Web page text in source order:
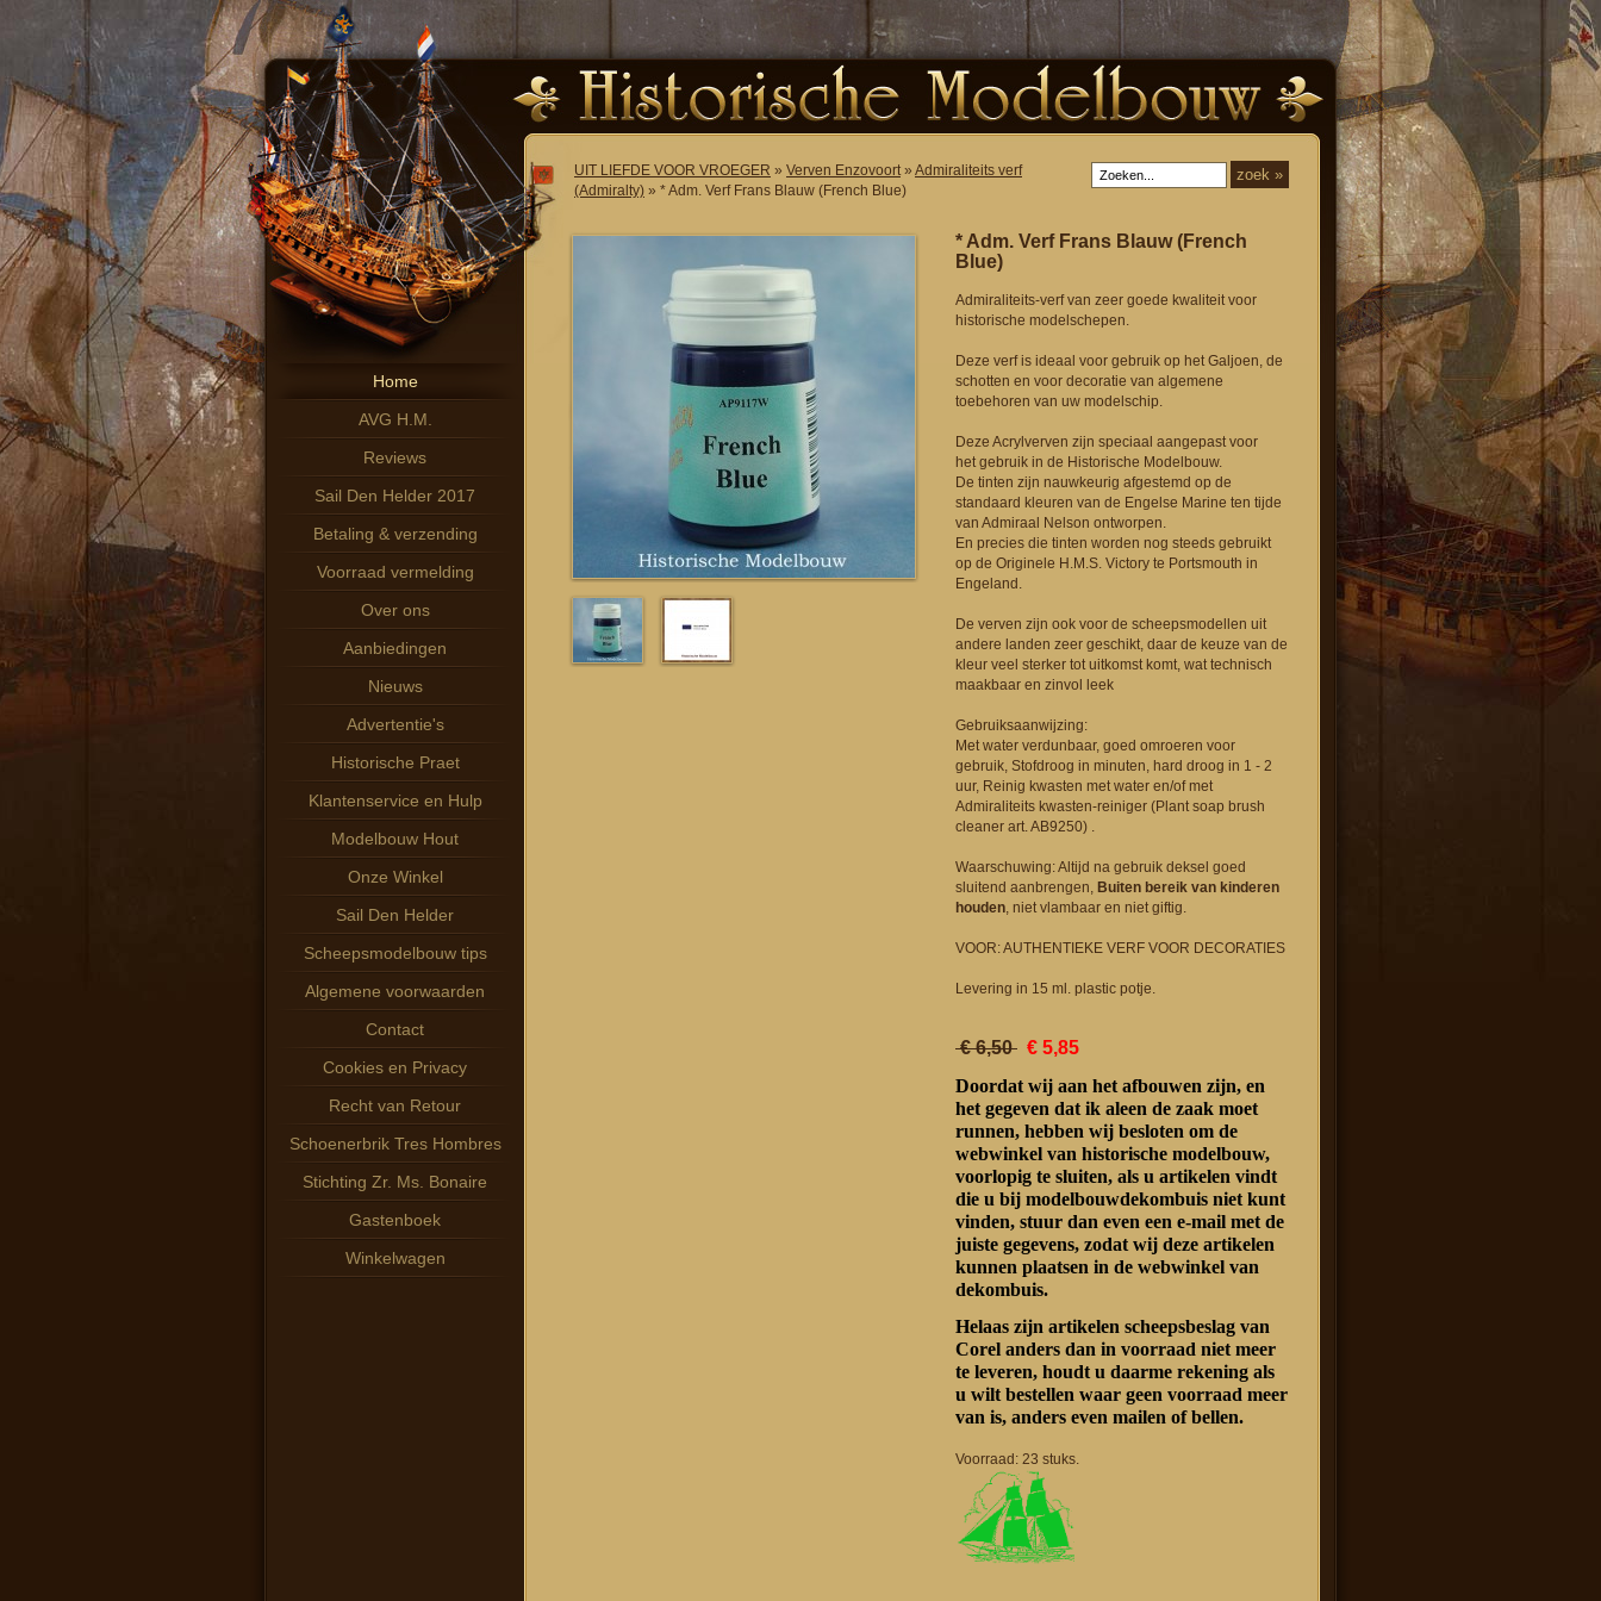
Home
AVG H.M.
Reviews
Sail Den Helder 2017
Betaling & verzending
Voorraad vermelding
Over ons
Aanbiedingen
Nieuws
Advertentie's
Historische Praet
Klantenservice en Hulp
Modelbouw Hout
Onze Winkel
Sail Den Helder
Scheepsmodelbouw tips
Algemene voorwaarden
Contact
Cookies en Privacy
Recht van Retour
Schoenerbrik Tres Hombres
Stichting Zr. Ms. Bonaire
Gastenboek
Winkelwagen
UIT LIEFDE VOOR VROEGER » Verven Enzovoort» Admiraliteits verf
(Admiralty) » * Adm. Verf Frans Blauw (French Blue)
* Adm. Verf Frans Blauw (French
Blue)
Admiraliteits-verf van zeer goede kwaliteit voor
historische modelschepen.
Deze verf is ideaal voor gebruik op het Galjoen, de
schotten en voor decoratie van algemene
toebehoren van uw modelschip.
Deze Acrylverven zijn speciaal aangepast voor
het gebruik in de Historische Modelbouw.
De tinten zijn nauwkeurig afgestemd op de
standaard kleuren van de Engelse Marine ten tijde
van Admiraal Nelson ontworpen.
En precies die tinten worden nog steeds gebruikt
op de Originele H.M.S. Victory te Portsmouth in
Engeland.
De verven zijn ook voor de scheepsmodellen uit
andere landen zeer geschikt, daar de keuze van de
kleur veel sterker tot uitkomst komt, wat technisch
maakbaar en zinvol leek
Gebruiksaanwijzing:
Met water verdunbaar, goed omroeren voor
gebruik, Stofdroog in minuten, hard droog in 1 - 2
uur, Reinig kwasten met water en/of met
Admiraliteits kwasten-reiniger (Plant soap brush
cleaner art. AB9250) .
Waarschuwing: Altijd na gebruik deksel goed
sluitend aanbrengen, Buiten bereik van kinderen
houden, niet vlambaar en niet giftig.
VOOR: AUTHENTIEKE VERF VOOR DECORATIES
Levering in 15 ml. plastic potje.
€ 6,50 € 5,85
Doordat wij aan het afbouwen zijn, en
het gegeven dat ik aleen de zaak moet
runnen, hebben wij besloten om de
webwinkel van historische modelbouw,
voorlopig te sluiten, als u artikelen vindt
die u bij modelbouwdekombuis niet kunt
vinden, stuur dan even een e-mail met de
juiste gegevens, zodat wij deze artikelen
kunnen plaatsen in de webwinkel van
dekombuis.
Helaas zijn artikelen scheepsbeslag van
Corel anders dan in voorraad niet meer
te leveren, houdt u daarme rekening als
u wilt bestellen waar geen voorraad meer
van is, anders even mailen of bellen.
Voorraad: 23 stuks.